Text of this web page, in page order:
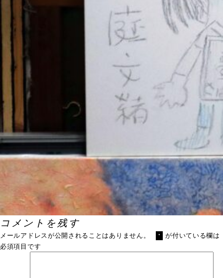
コメントを残す
メールアドレスが公開されることはありません。 *
が付いている欄は
必須項目です